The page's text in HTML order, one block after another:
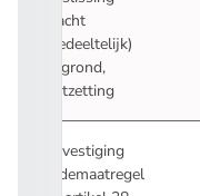
klacht
(gedeeltelijk)
gegrond,
ontzetting
Bevestiging
ordemaatregel